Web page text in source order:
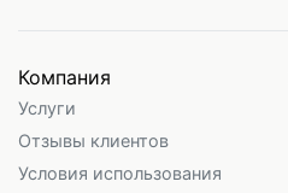
Компания
Услуги
Отзывы клиентов
Условия использования